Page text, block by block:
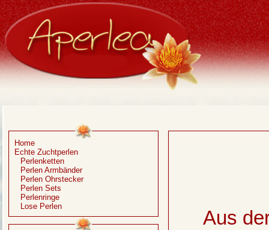
Home
Echte Zuchtperlen
Perlenketten
Perlen Armbänder
Perlen Ohrstecker
Perlen Sets
Perlenringe
Lose Perlen
Aus